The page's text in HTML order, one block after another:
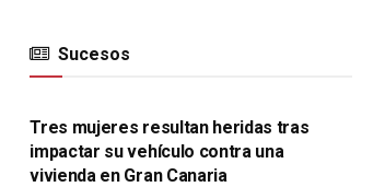
Sucesos
SUCESOS
Tres mujeres resultan heridas tras
impactar su vehículo contra una
vivienda en Gran Canaria